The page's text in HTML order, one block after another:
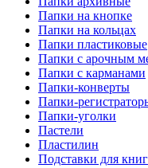
Папки на кнопке
Папки на кольцах
Папки пластиковые
Папки с арочным
Папки с карманами
Папки-конверты
Папки-
Папки-уголки
Пастели
Пластилин
Подставки для книг